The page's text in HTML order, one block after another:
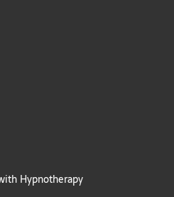
Hypnotherapy